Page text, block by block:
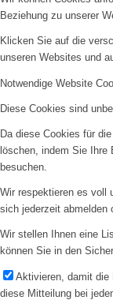
Beziehung zu unserer
Klicken Sie auf die
unseren Websites und
Notwendige Website
Diese Cookies sind
Da diese Cookies für
löschen, indem Sie Ihre
besuchen.
Wir respektieren es voll
sich jederzeit abmelden
Wir stellen Ihnen eine
können Sie in den
Aktivieren, damit die
diese Mitteilung bei